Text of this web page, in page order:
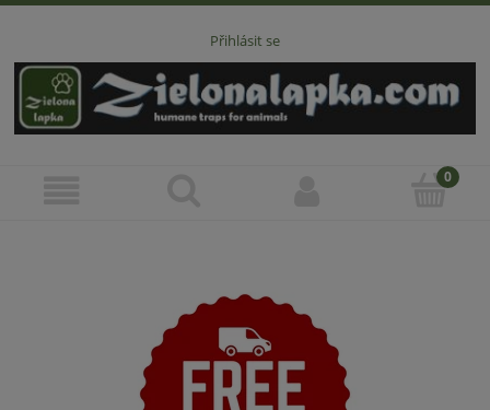
Přihlásit se